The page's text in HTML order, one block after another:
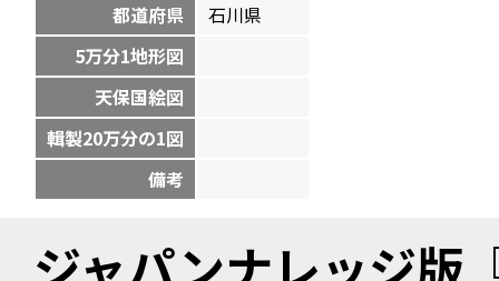
都道府県
石川県
5万分1地形図
天保国絵図
輯製20万分の1図
備考
ジャパンナレッジ版